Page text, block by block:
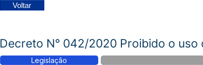
Voltar
Decreto N° 042/2020 Proibido o
Legislação